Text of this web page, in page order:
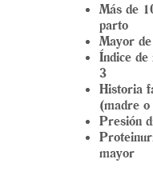
Más de
parto
Mayor
Índice
3
Historia
(madre
Presión
mayor